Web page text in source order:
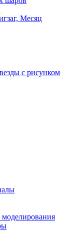
Месяц
с рисунком